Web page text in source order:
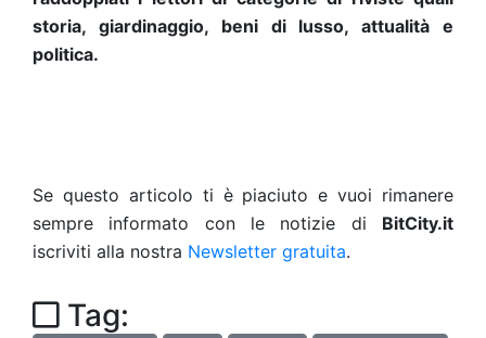
storia, giardinaggio, beni di lusso, attualità e
politica.
Se questo articolo ti è piaciuto e vuoi rimanere
sempre informato con le notizie di BitCity.it
iscriviti alla nostra Newsletter gratuita.
Tag: